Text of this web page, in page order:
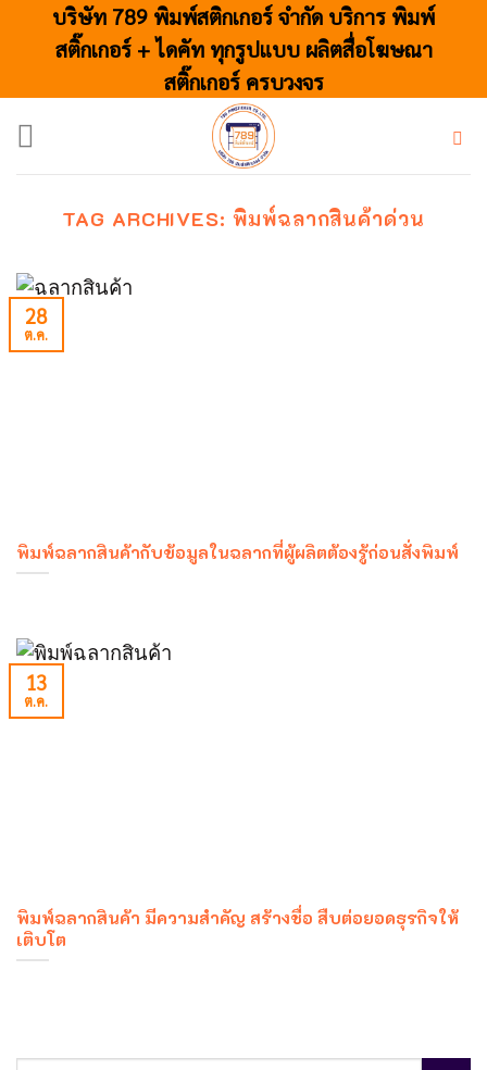
บริษัท 789 พิมพ์สติกเกอร์ จำกัด บริการ พิมพ์
สติ๊กเกอร์ + ไดคัท ทุกรูปแบบ ผลิตสื่อโฆษณา
สติ๊กเกอร์ ครบวงจร
TAG ARCHIVES: พิมพ์ฉลากสินค้าด่วน
พิมพ์ฉลากสินค้ากับข้อมูลในฉลากที่ผู้ผลิตต้องรู้ก่อนสั่งพิมพ์
28
ต.ค.
พิมพ์ฉลากสินค้า มีความสำคัญ สร้างชื่อ สืบต่อยอดธุรกิจให้
เติบโต
13
ต.ค.